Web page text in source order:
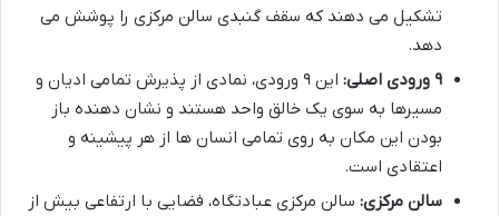
تشکیل می دهند که سقف گنبدی سالن مرکزی را پوشش می
دهد.
۹ ورودی اصلی:
این ۹ ورودی، نمادی از پذیرش تمامی ادیان و
مسیرها به سوی یک خالق واحد هستند و نشان دهنده باز
بودن این مکان به روی تمامی انسان ها از هر پیشینه و
اعتقادی است.
سالن مرکزی: سالن مرکزی عبادتگاه، فضایی با ارتفاعی بیش از